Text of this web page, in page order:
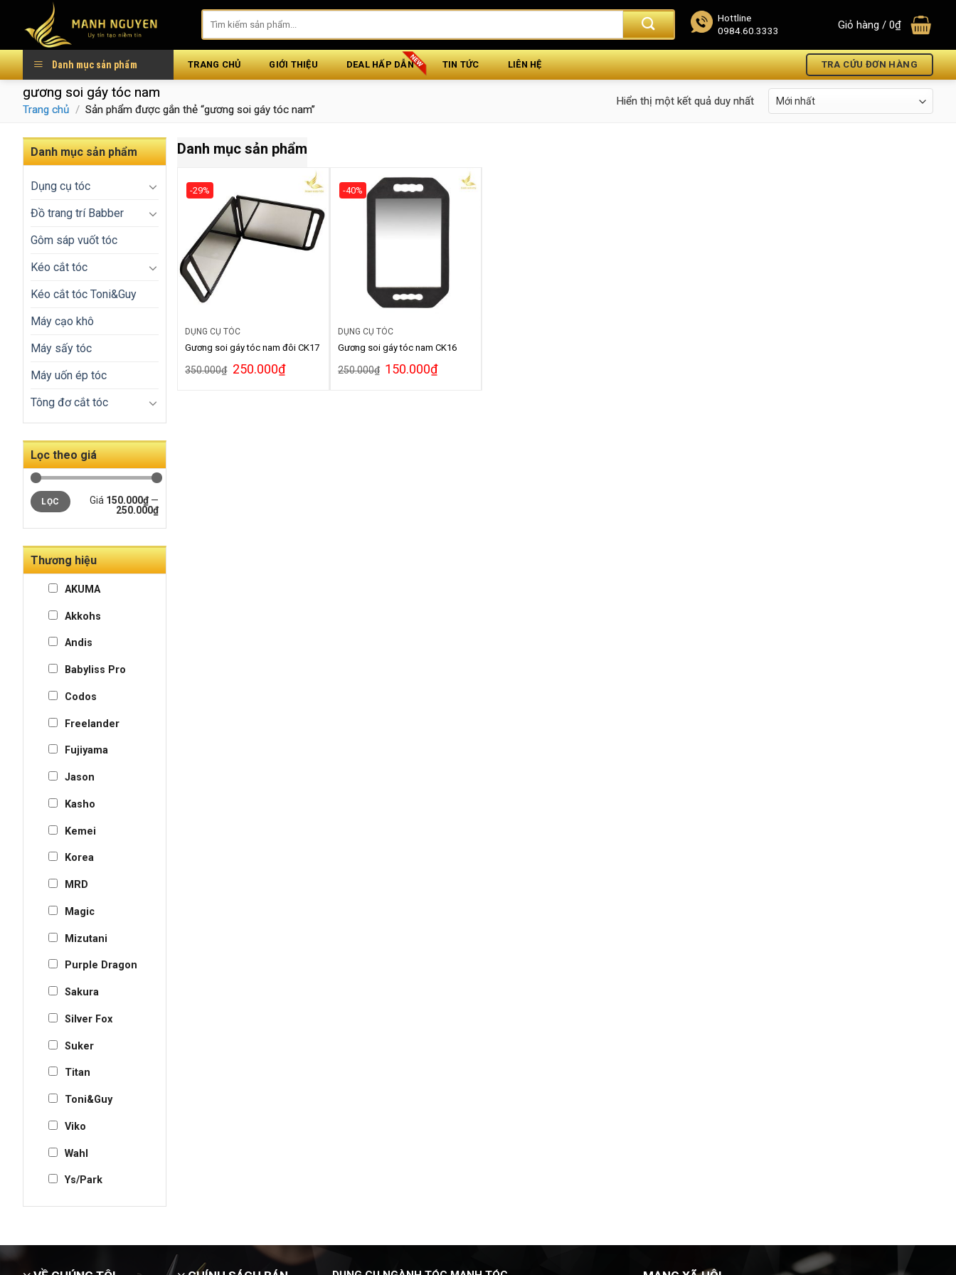
content
Hottline
0984.60.3333
Giỏ hàng / 0₫
Danh mục sản phẩm TRANG CHỦ GIỚI THIỆU DEAL HẤP DẪN TIN TỨC LIÊN HỆ TRA CỨU ĐƠN HÀNG
gương soi gáy tóc nam
Trang chủ / Sản phẩm được gắn thẻ “gương soi gáy tóc nam”
Hiển thị một kết quả duy nhất
Danh mục sản phẩm
Dụng cụ tóc
Đồ trang trí Babber
Gôm sáp vuốt tóc
Kéo cắt tóc
Kéo cắt tóc Toni&Guy
Máy cạo khô
Máy sấy tóc
Máy uốn ép tóc
Tông đơ cắt tóc
Lọc theo giá
LỌC Giá 150.000₫ —
250.000₫
Thương hiệu
AKUMA
Akkohs
Andis
Babyliss Pro
Codos
Freelander
Fujiyama
Jason
Kasho
Kemei
Korea
MRD
Magic
Mizutani
Purple Dragon
Sakura
Silver Fox
Suker
Titan
Toni&Guy
Viko
Wahl
Ys/Park
Danh mục sản phẩm
-29%
DỤNG CỤ TÓC
Gương soi gáy tóc nam đôi CK17
350.000₫ 250.000₫
-40%
DỤNG CỤ TÓC
Gương soi gáy tóc nam CK16
250.000₫ 150.000₫